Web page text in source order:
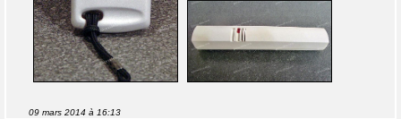
09 mars 2014 à 16:13